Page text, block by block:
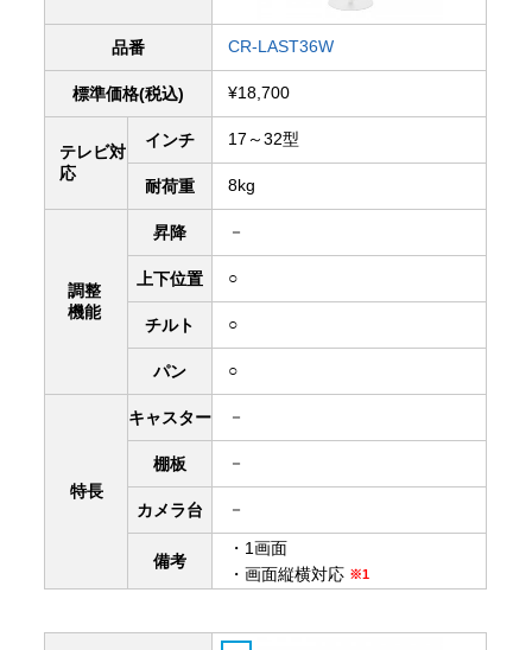
品番 CR-LAST36W
標準価格(税込) ¥18,700
テレビ対
応
インチ 17～32型
耐荷重 8kg
調整
機能
昇降 －
上下位置 ○
チルト ○
パン ○
特長
キャスター －
棚板 －
カメラ台 －
備考
・1画面
・画面縦横対応 ※1